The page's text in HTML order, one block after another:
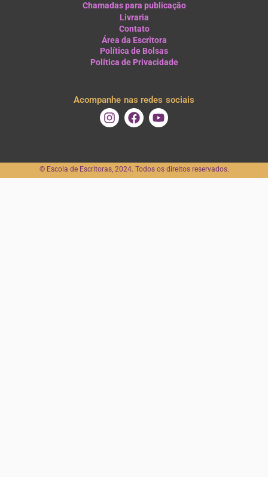
Chamadas para publicação
Livraria
Contato
Área da Escritora
Política de Bolsas
Política de Privacidade
Acompanhe nas redes sociais
I
n
a
g
F
a
b
o
Y
o
u
b
©️ Escola de Escritoras, 2024. Todos os direitos reservados.